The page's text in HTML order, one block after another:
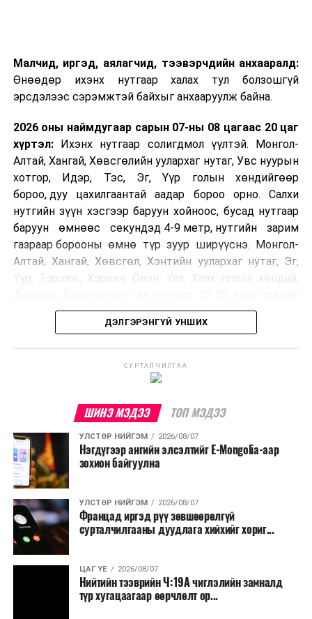
Малчид, иргэд, аялагчид, тээвэрчдийн анхааралд:
Өнөөдөр ихэнх нутгаар халах тул болзошгүй
эрсдэлээс сэрэмжтэй байхыг анхааруулж байна.
2026 оны наймдугаар сарын 07-ны 08 цагаас 20 цаг
хүртэл:Ихэнх нутгаар солигдмол үүлтэй. Монгол-
Алтай, Хангай, Хөвсгөлийн уулархаг нутаг, Увс нуурын
хотгор, Идэр, Тэс, Эг, Үүр голын хөндийгөөр
бороо, дуу цахилгаантай аадар бороо орно. Салхи
нутгийн зүүн хэсгээр баруун хойноос, бусад нутгаар
баруун өмнөөс секундэд 4-9 метр, нутгийн зарим
газраар борооны өмнө түр зуур ширүүснэ. Монгол-
Алтай, Хангай, Хөвсгөл, Хэнтийн уулархаг нутаг, Эг,
Үүр, Тэрэлж, Хэрлэн, Онон, Улз, Халх голын хөндий,
бүс нутгийн баруун өмнөд хэсгээр 34-39 хэм, бусад
нутгаар 28-33 хэм дулаан байна.
УЛААНБААТАР ХОТ ОРЧМООР:
Бороо орохгүй. Салхи баруун өмнөөс
байна.
БАГАНУУР ОРЧМООР:Үүлшинэ. Бороо
орохгүй. Салхи баруун өмнөөс секундэд 4-
9 метр. 26-28 хэм дулаан байна.
ТЭРЭЛЖ ОРЧМООР:Үүлшинэ. Бороо
орохгүй. Салхи баруун өмнөөс секундэд 3-
2026 оны наймдугаар сарын 08-нaaс
2026 оны наймдугаар сарын 12-ныг хүртэлх
ДЭЛГЭРЭНГҮЙ УНШИХ
СУРТАЛЧИЛГАА
ШИНЭ МЭДЭЭ ТОП МЭДЭЭ
УЛСТӨР НИЙГЭМ 2026/08/07
Нэгдүгээр ангийн элсэлтийг E-Mongolia-аар
зохион байгуулна
УЛСТӨР НИЙГЭМ 2026/08/07
Францад иргэд рүү зөвшөөрөлгүй
сурталчилгааны дуудлага хийхийг хориг...
ЦАГ ҮЕ 2026/08/07
Нийтийн тээврийн Ч:19А чиглэлийн замналд
түр хугацаагаар өөрчлөлт ор...